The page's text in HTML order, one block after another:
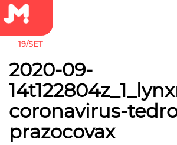
19/SET
2020-09-
coronavirus-
prazocovax